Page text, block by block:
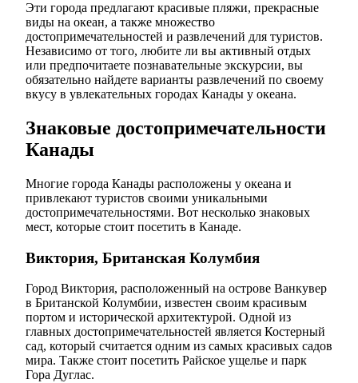
Эти города предлагают красивые пляжи, прекрасные
виды на океан, а также множество
достопримечательностей и развлечений для туристов.
Независимо от того, любите ли вы активный отдых
или предпочитаете познавательные экскурсии, вы
обязательно найдете варианты развлечений по своему
вкусу в увлекательных городах Канады у океана.
Знаковые достопримечательности
Канады
Многие города Канады расположены у океана и
привлекают туристов своими уникальными
достопримечательностями. Вот несколько знаковых
мест, которые стоит посетить в Канаде.
Виктория, Британская Колумбия
Город Виктория, расположенный на острове Ванкувер
в Британской Колумбии, известен своим красивым
портом и исторической архитектурой. Одной из
главных достопримечательностей является Костерный
сад, который считается одним из самых красивых садов
мира. Также стоит посетить Райское ущелье и парк
Гора Дуглас.